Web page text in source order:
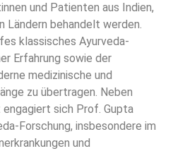
und Patienten aus Indien,
Ländern behandelt werden.
klassisches Ayurveda-
Erfahrung sowie der
medizinische und
zu übertragen. Neben
sich Prof. Gupta
Forschung, insbesondere im
und